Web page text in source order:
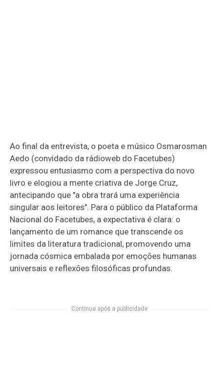
Ao final da entrevista, o poeta e músico Osmarosman
Aedo (convidado da rádioweb do Facetubes)
expressou entusiasmo com a perspectiva do novo
livro e elogiou a mente criativa de Jorge Cruz,
antecipando que "a obra trará uma experiência
singular aos leitores". Para o público da Plataforma
Nacional do Facetubes, a expectativa é clara: o
lançamento de um romance que transcende os
limites da literatura tradicional, promovendo uma
jornada cósmica embalada por emoções humanas
universais e reflexões filosóficas profundas.
Continua após a publicidade